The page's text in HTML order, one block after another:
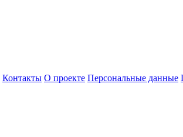
Контакты О проекте Персональные данные